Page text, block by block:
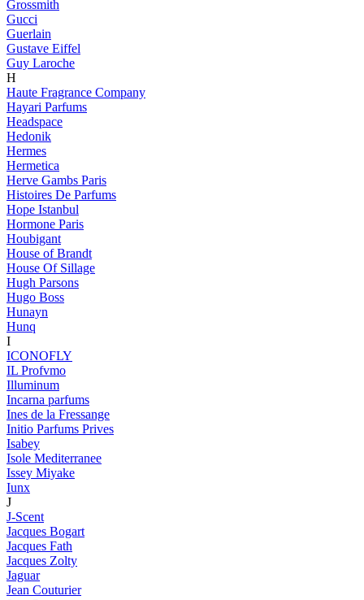
Grossmith
Gucci
Guerlain
Gustave Eiffel
Guy Laroche
H
Haute Fragrance Company
Hayari Parfums
Headspace
Hedonik
Hermes
Hermetica
Herve Gambs Paris
Histoires De Parfums
Hope Istanbul
Hormone Paris
Houbigant
House of Brandt
House Of Sillage
Hugh Parsons
Hugo Boss
Hunayn
Hunq
I
ICONOFLY
IL Profvmo
Illuminum
Incarna parfums
Ines de la Fressange
Initio Parfums Prives
Isabey
Isole Mediterranee
Issey Miyake
Iunx
J
J-Scent
Jacques Bogart
Jacques Fath
Jacques Zolty
Jaguar
Jean Couturier